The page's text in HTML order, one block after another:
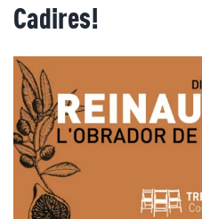
Cadires!
View
Larger
Image